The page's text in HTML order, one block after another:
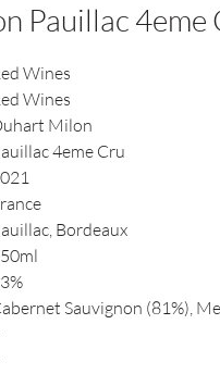
Pauillac 4eme
Wines
Wines
Milon
4eme Cru
Bordeaux
Sauvignon (81%),